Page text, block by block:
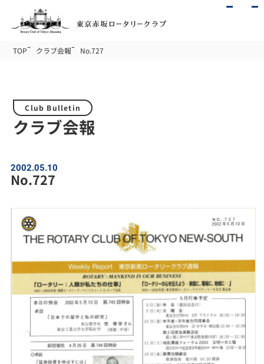
TOP クラブ会報 No.727
Club Bulletin
クラブ会報
2002.05.10
No.727